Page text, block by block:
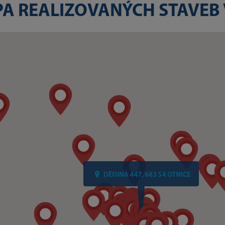
REALIZOVANÝCH STAVEB